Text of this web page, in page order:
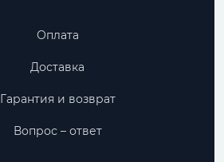
Оплата
Доставка
Гарантия и возврат
Вопрос – ответ